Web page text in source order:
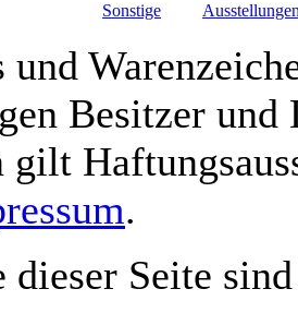
Sonstige
Besitzer und
.
dieser Seite